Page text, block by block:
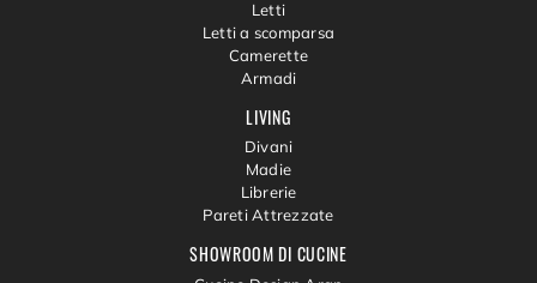
SHOWROOM DI CUCINE
LIVING
Divani
Madie
Librerie
Pareti Attrezzate
Letti
Letti a scomparsa
Camerette
Armadi